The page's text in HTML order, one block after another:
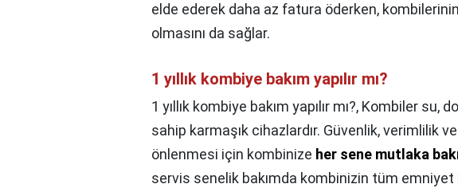
elde ederek daha az fatura öderken,
olmasını da sağlar.
1 yıllık kombiye bakım yapılır mı?
1 yıllık kombiye bakım yapılır mı?, Kombiler su,
sahip karmaşık cihazlardır. Güvenlik, verimlilik
önlenmesi için kombinize her sene mutlaka
servis senelik bakımda kombinizin tüm